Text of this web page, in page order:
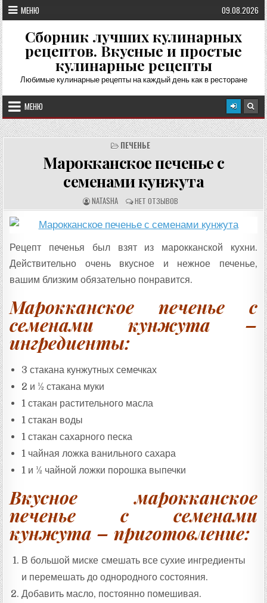
Перейти
к
содержимому
МЕНЮ 09.08.2026
Сборник лучших кулинарных
рецептов. Вкусные и простые
кулинарные рецепты
Любимые кулинарные рецепты на каждый день как в ресторане
МЕНЮ
ПЕЧЕНЬЕ
Марокканское печенье с
семенами кунжута
А
В
Т
О
Р
Ц
П
А
:
NATASHA О
Т
З
Ы
В
:
НЕТ ОТЗЫВОВ
Рецепт печенья был взят из марокканской кухни.
Действительно очень вкусное и нежное печенье,
вашим близким обязательно понравится.
Марокканское печенье с
семенами кунжута –
ингредиенты:
3 стакана кунжутных семечках
2 и ½ стакана муки
1 стакан растительного масла
1 стакан воды
1 стакан сахарного песка
1 чайная ложка ванильного сахара
1 и ½ чайной ложки порошка выпечки
Вкусное марокканское
печенье с семенами
кунжута – приготовление:
В большой миске смешать все сухие ингредиенты
и перемешать до однородного состояния.
Добавить масло, постоянно помешивая.